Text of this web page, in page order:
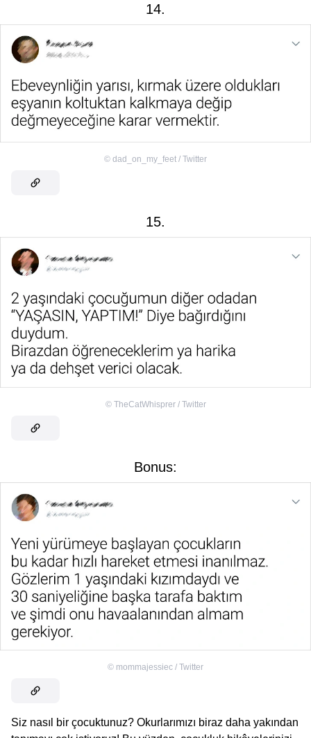
14.
© dad_on_my_feet / Twitter
15.
© TheCatWhisprer / Twitter
Bonus:
© mommajessiec / Twitter
Siz nasıl bir çocuktunuz? Okurlarımızı biraz daha yakından